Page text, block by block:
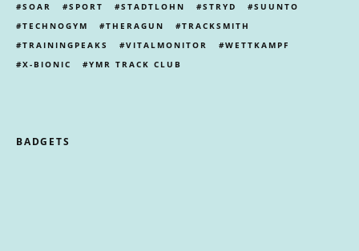
SOAR
SPORT STADTLOHN STRYD
SUUNTO
TECHNOGYM
THERAGUN
TRACKSMITH
TRAININGPEAKS
VITALMONITOR
WETTKAMPF
X-BIONIC
YMR TRACK CLUB
BADGETS